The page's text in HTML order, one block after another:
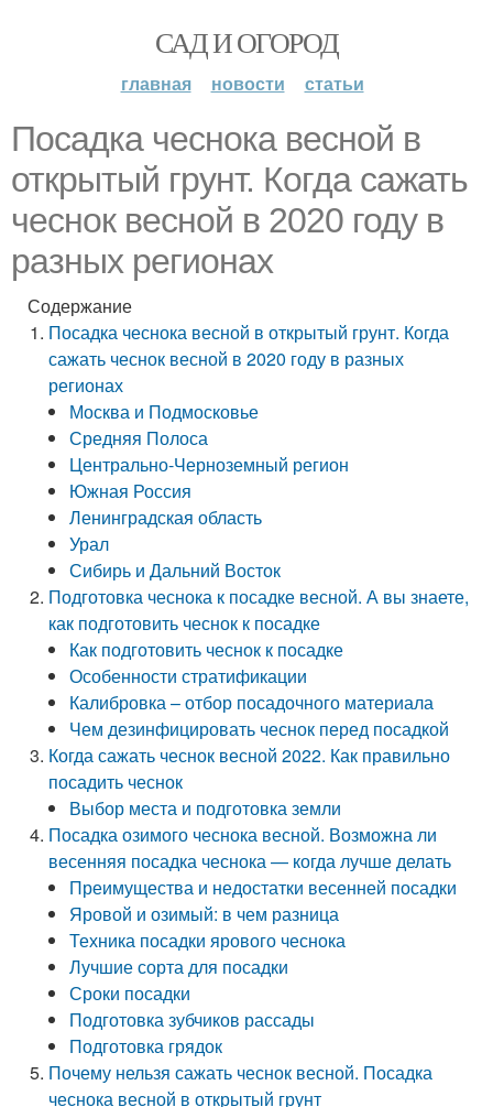
САД И ОГОРОД
главная новости статьи
Посадка чеснока весной в
открытый грунт. Когда сажать
чеснок весной в 2020 году в
разных регионах
Содержание
Посадка чеснока весной в открытый грунт. Когда
сажать чеснок весной в 2020 году в разных
регионах
Москва и Подмосковье
Средняя Полоса
Центрально-Черноземный регион
Южная Россия
Ленинградская область
Урал
Сибирь и Дальний Восток
Подготовка чеснока к посадке весной. А вы знаете,
как подготовить чеснок к посадке
Как подготовить чеснок к посадке
Особенности стратификации
Калибровка – отбор посадочного материала
Чем дезинфицировать чеснок перед посадкой
Когда сажать чеснок весной 2022. Как правильно
посадить чеснок
Выбор места и подготовка земли
Посадка озимого чеснока весной. Возможна ли
весенняя посадка чеснока — когда лучше делать
Преимущества и недостатки весенней посадки
Яровой и озимый: в чем разница
Техника посадки ярового чеснока
Лучшие сорта для посадки
Сроки посадки
Подготовка зубчиков рассады
Подготовка грядок
Почему нельзя сажать чеснок весной. Посадка
чеснока весной в открытый грунт